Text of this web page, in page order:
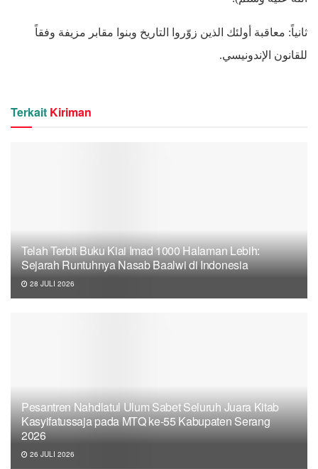
ثانياً: معاقبة أولئك الذين زوّروا التاريخ وبنوا مقابر مزيفة وفقاً
للقانون الإندونيسي.
Terkait Kiriman
Telah Terbit Buku Kiai Imad 1000 Halaman Lebih:
Sejarah Runtuhnya Nasab Baalwi di Indonesia
28 JULI 2026
Pesantren Nahdlatul Ulum Sabet Seluruh Juara Kitab
Kasyifatussaja pada MTQ ke-55 Kabupaten Serang
2026
26 JULI 2026